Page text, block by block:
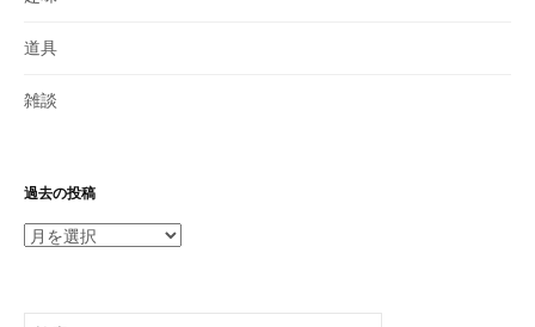
道具
雑談
過去の投稿
過
投
検